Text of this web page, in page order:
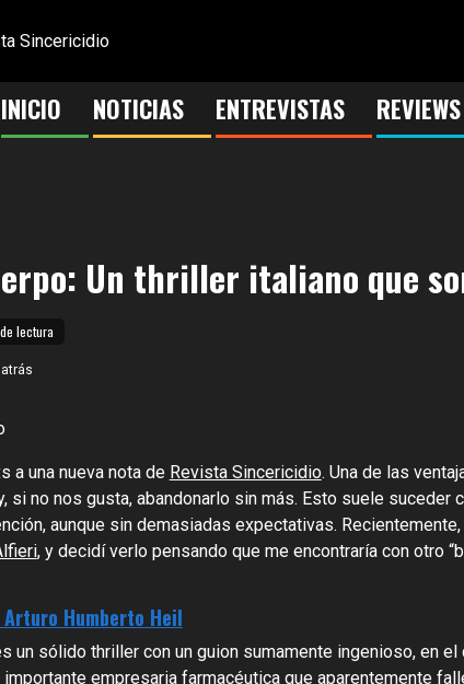
INICIO NOTICIAS ENTREVISTAS REVIEWS
Un thriller italiano que
lectura
a una nueva nota de Revista Sincericidio. Una de las
si no nos gusta, abandonarlo sin más. Esto suele
aunque sin demasiadas expectativas.
, y decidí verlo pensando que me encontraría con otro
Arturo Humberto Heil
un sólido thriller con un guion sumamente ingenioso, en
importante empresaria farmacéutica que aparentemente